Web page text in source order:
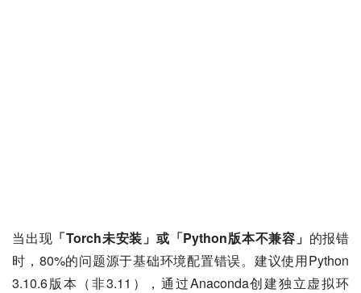
当出现 「Torch未安装」或「Python版本不兼容」 的报错
时，80%的问题源于基础环境配置错误。建议使用Python
3.10.6版本（非3.11），通过Anaconda创建独立虚拟环